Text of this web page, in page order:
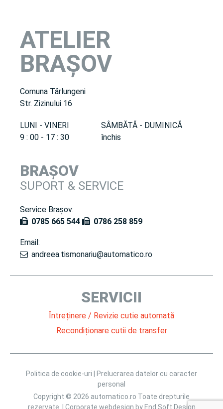
ATELIER
BRAȘOV
Comuna Tărlungeni
Str. Zizinului 16
LUNI - VINERI
9 : 00 - 17 : 30
SÂMBĂTĂ - DUMINICĂ
închis
BRAȘOV
SUPORT & SERVICE
Service Brașov:
0785 665 544
0786 258 859
Email:
andreea.tismonariu@automatico.ro
SERVICII
Întreținere / Revizie cutie automată
Recondiționare cutii de transfer
Politica de cookie-uri |
Prelucrarea datelor cu caracter
personal
Copyright © 2026 automatico.ro Toate drepturile
rezervate. | Corporate webdesign by End Soft Design